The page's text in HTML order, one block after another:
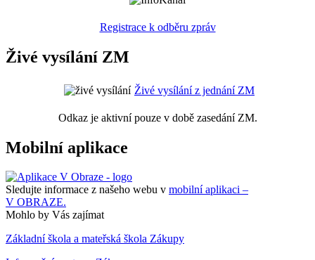
Registrace k odběru zpráv
Živé vysílání ZM
Živé vysílání z jednání ZM
Odkaz je aktivní pouze v době zasedání ZM.
Mobilní aplikace
Sledujte informace z našeho webu v mobilní aplikaci –
V OBRAZE.
Mohlo by Vás zajímat
Základní škola a mateřská škola Zákupy